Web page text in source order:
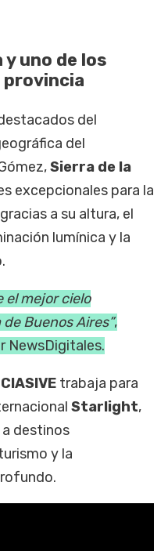
y uno de los
provincia
del
del
Sierra de la
excepcionales para la
a su altura, el
lumínica y la
el mejor cielo
Buenos Aires”,
NewsDigitales.
CIASIVE trabaja para
Starlight,
destinos
y la